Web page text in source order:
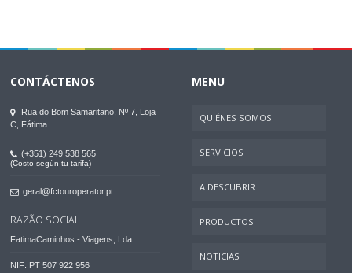
CONTÁCTENOS
Rua do Bom Samaritano, Nº 7, Loja
C, Fátima
(+351) 249 538 565
(Costo según tu tarifa)
geral@fctouroperator.pt
RAZÃO SOCIAL
FatimaCaminhos - Viagens, Lda.
NIF: PT 507 922 956
MENU
QUIÉNES SOMOS
SERVICIOS
A DESCUBRIR
PRODUCTOS
NOTICIAS